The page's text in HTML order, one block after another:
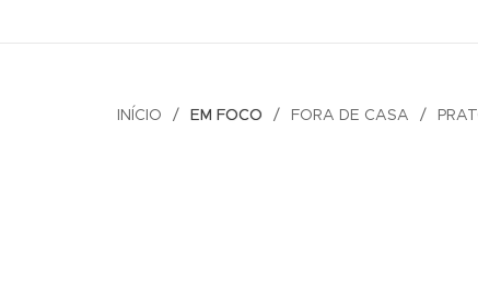
INÍCIO EM FOCO FORA DE CASA